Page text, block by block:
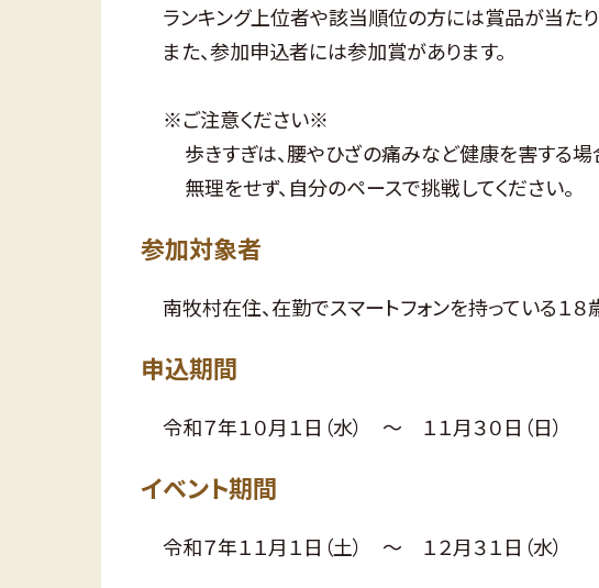
ランキング上位者や該当順位の方には賞品が当たり
また、参加申込者には参加賞があります。
※ご注意ください※
歩きすぎは、腰やひざの痛みなど健康を害する場
無理をせず、自分のペースで挑戦してください。
参加対象者
南牧村在住、在勤でスマートフォンを持っている１
申込期間
令和７年１０月１日（水） ～ １１月３０日（日）
イベント期間
令和７年１１月１日（土） ～ １２月３１日（水）